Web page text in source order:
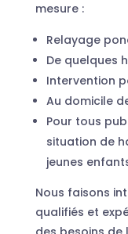
mesure :
Relayage
De quelques
Intervention
Au domicile
Pour tous
situation de
jeunes
Nous faisons
qualifiés et